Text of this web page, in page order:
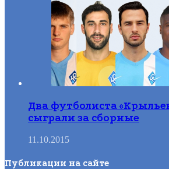
Два футболиста
сыграли за сборные
11.10.2015
Публикации на сайте